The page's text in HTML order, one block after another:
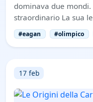
dominava due
straordinario La sua
#eagan #olimpico
17 feb